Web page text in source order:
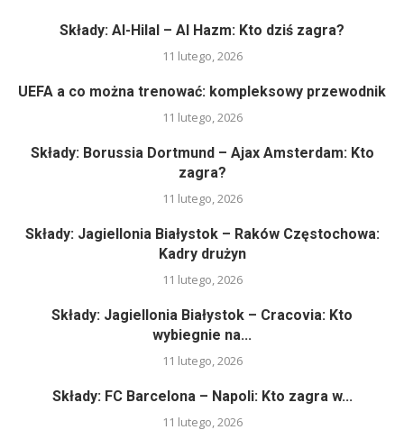
Składy: Al-Hilal – Al Hazm: Kto dziś zagra?
11 lutego, 2026
UEFA a co można trenować: kompleksowy przewodnik
11 lutego, 2026
Składy: Borussia Dortmund – Ajax Amsterdam: Kto
zagra?
11 lutego, 2026
Składy: Jagiellonia Białystok – Raków Częstochowa:
Kadry drużyn
11 lutego, 2026
Składy: Jagiellonia Białystok – Cracovia: Kto
wybiegnie na...
11 lutego, 2026
Składy: FC Barcelona – Napoli: Kto zagra w...
11 lutego, 2026